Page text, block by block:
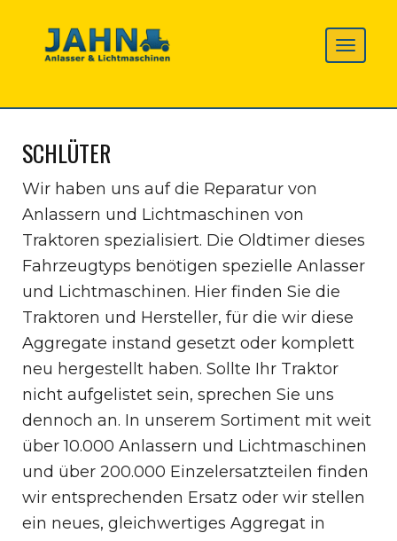
SCHLÜTER
Wir haben uns auf die Reparatur von
Anlassern und Lichtmaschinen von
Traktoren spezialisiert. Die Oldtimer dieses
Fahrzeugtyps benötigen spezielle Anlasser
und Lichtmaschinen. Hier finden Sie die
Traktoren und Hersteller, für die wir diese
Aggregate instand gesetzt oder komplett
neu hergestellt haben. Sollte Ihr Traktor
nicht aufgelistet sein, sprechen Sie uns
dennoch an. In unserem Sortiment mit weit
über 10.000 Anlassern und Lichtmaschinen
und über 200.000 Einzelersatzteilen finden
wir entsprechenden Ersatz oder wir stellen
ein neues, gleichwertiges Aggregat in